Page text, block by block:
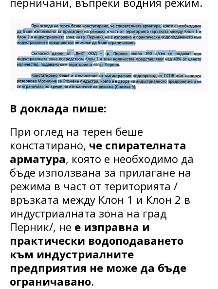
В доклада пише:
При оглед на терен беше
констатирано, че спирателната
арматура, която е необходимо да
бъде използвана за прилагане на
режима в част от територията /
връзката между Клон 1 и Клон 2 в
индустриалната зона на град
Перник/, не е изправна и
практически водоподаването
към индустриалните
предприятия не може да бъде
ограничавано.